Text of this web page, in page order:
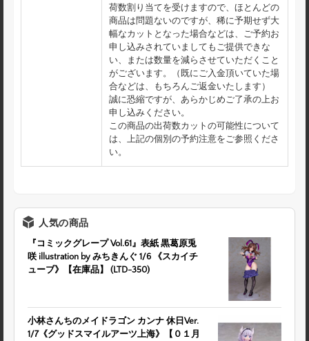
荷数割り当てを受けますので、ほとんどの
商品は問題ないのですが、稀に予期せず大
幅なカットとなった場合などは、ご予約お
申し込みされていましてもご提供できな
い、または数量を減らさせていただくこと
がございます。（既にご入金頂いていた場
合などは、もちろんご返金いたします）
誠に恐縮ですが、あらかじめご了承の上お
申し込みください。
この商品の出荷数カットの可能性について
は、上記の個別の予約注意をご参照くださ
い。
人気の商品
『コミックグレープ Vol.61』表紙 黒葛原兎
咲 illustration by みちきんぐ 1/6 《スカイチ
ューブ》【在庫品】 (LTD-350)
小林さんちのメイドラゴン カンナ 休日Ver.
1/7《グッドスマイルアーツ上海》【０１月